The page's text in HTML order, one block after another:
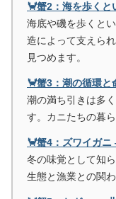
🦀蟹2：海を歩くと
海底や磯を歩くと
造によって支えら
見つめます。
🦀蟹3：潮の循環と
潮の満ち引きは多
す。カニたちの暮
🦀蟹4：ズワイガ
冬の味覚として知
生態と漁業との関